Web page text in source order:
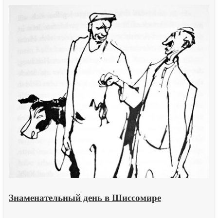
Знаменательный день в Шиссомире